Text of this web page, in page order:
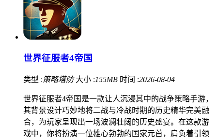
世界征服者4帝国
类型 : 策略塔防 大小 :155MB 时间 :2026-08-04
世界征服者4帝国是一款让人沉浸其中的战争策略手游，
其背景设计巧妙地将二战与冷战时期的历史精华完美融
合，为玩家呈现出一场波澜壮阔的历史盛宴。在这款游
戏中，你将扮演一位雄心勃勃的国家元首，肩负着引领